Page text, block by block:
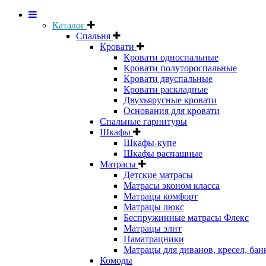
Каталог
Спальня
Кровати
Кровати односпальные
Кровати полутороспальные
Кровати двуспальные
Кровати раскладные
Двухъярусные кровати
Основания для кровати
Спальные гарнитуры
Шкафы
Шкафы-купе
Шкафы распашные
Матрасы
Детские матрасы
Матрасы эконом класса
Матрацы комфорт
Матрацы люкс
Беспружинные матрасы Флекс
Матрацы элит
Наматрацники
Матрацы для диванов, кресел,
Комоды